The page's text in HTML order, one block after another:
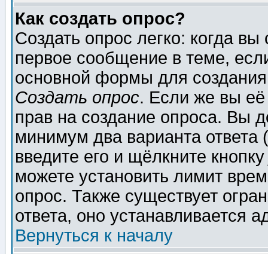
Как создать опрос?
Создать опрос легко: когда
первое сообщение в теме,
основной формы для
Создать опрос. Если же вы её
прав на создание опроса. Вы
минимум два варианта ответа
введите его и щёлкните
можете установить лимит
опрос. Также существует
ответа, оно устанавливается
Вернуться к началу